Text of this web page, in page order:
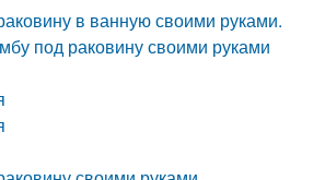
в ванную своими руками.
под раковину своими руками